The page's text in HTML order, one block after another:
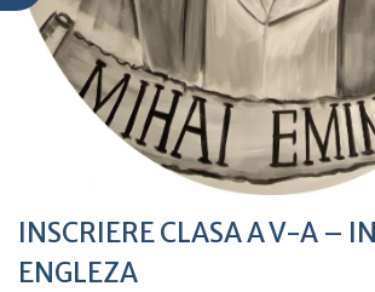
INSCRIERE CLASA A V-A –
ENGLEZA